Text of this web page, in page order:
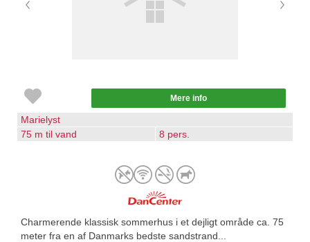
Mere info
Marielyst
75 m til vand
8 pers.
Charmerende klassisk sommerhus i et dejligt område ca. 75
meter fra en af Danmarks bedste sandstrand...